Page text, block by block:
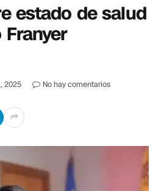
estado de salud
2025
No hay comentarios